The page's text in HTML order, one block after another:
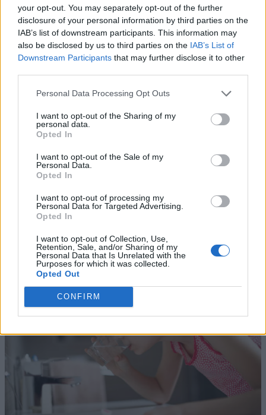
your opt-out. You may separately opt-out of the further
disclosure of your personal information by third parties on the
IAB’s list of downstream participants. This information may
also be disclosed by us to third parties on the IAB’s List of
Downstream Participants that may further disclose it to other
Personal Data Processing Opt Outs
I want to opt-out of the Sharing of my
personal data.
Opted In
I want to opt-out of the Sale of my
Personal Data.
Opted In
I want to opt-out of processing my
Personal Data for Targeted Advertising.
Opted In
I want to opt-out of Collection, Use,
Retention, Sale, and/or Sharing of my
Personal Data that Is Unrelated with the
Purposes for which it was collected.
Opted Out
CONFIRM